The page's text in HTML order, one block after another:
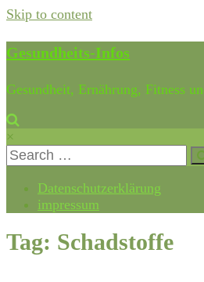
Skip to content
Gesundheits-Infos
Gesundheit, Ernährung, Fitness
×
Datenschutzerklärung
impressum
Tag: Schadstoffe